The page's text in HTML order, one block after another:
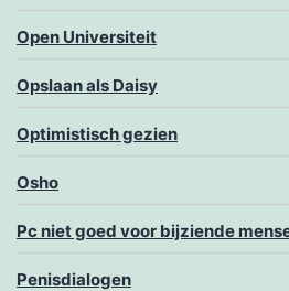
Open Universiteit
Opslaan als Daisy
Optimistisch gezien
Osho
Pc niet goed voor bijziende
Penisdialogen